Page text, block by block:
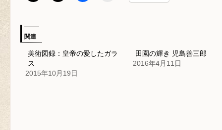
関連
美術図録：皇帝の愛したガラ
ス
2015年10月19日
田園の輝き 児島善三郎
2016年4月11日